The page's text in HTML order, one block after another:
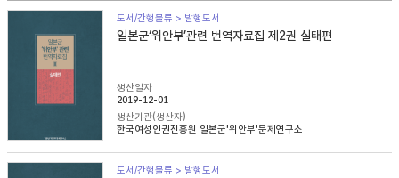
도서/간행물류 > 발행도서
일본군‘위안부’관련 번역자료집 제2권 실태편
생산일자
2019-12-01
생산기관(생산자)
한국여성인권진흥원 일본군'위안부'문제연구소
도서/간행물류 > 발행도서